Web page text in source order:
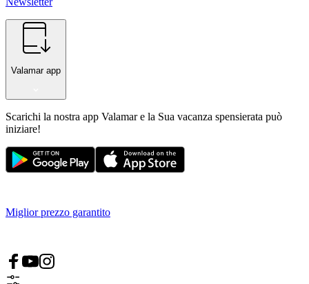
Valamar app
Scarichi la nostra app Valamar e la Sua vacanza spensierata può
iniziare!
Miglior prezzo garantito